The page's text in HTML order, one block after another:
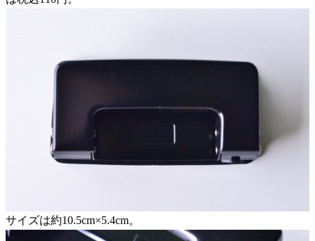
サイズは約10.5cm×5.4cm。